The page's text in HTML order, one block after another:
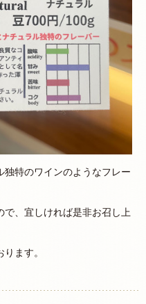
独特のワインのようなフレー
、宜しければ是非お召し上
ます。